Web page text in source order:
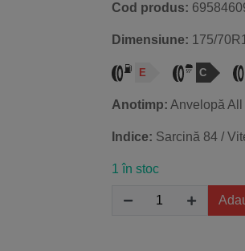
Cod produs:
Dimensiune: 175/
E C
Anotimp: Anvelopă
Indice: Sarcină 84 /
1 în stoc